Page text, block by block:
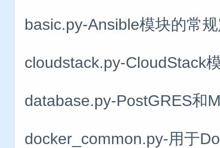
basic.py-Ansible模块的常
cloudstack.py-CloudStack
database.py-PostGRES和
docker_common.py-用于